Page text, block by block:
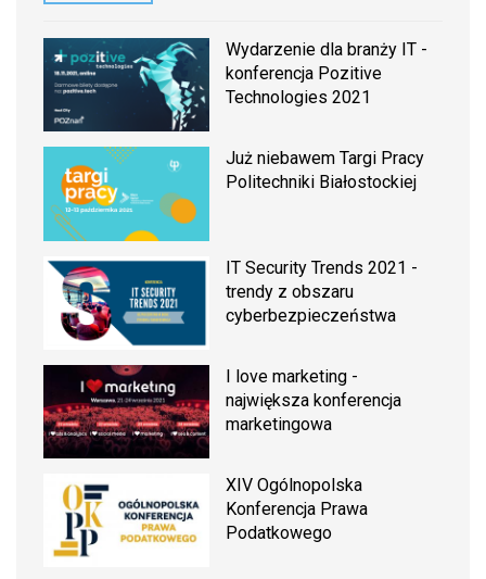
Wydarzenie dla branży IT -
konferencja Pozitive
Technologies 2021
Już niebawem Targi Pracy
Politechniki Białostockiej
IT Security Trends 2021 -
trendy z obszaru
cyberbezpieczeństwa
I love marketing -
największa konferencja
marketingowa
XIV Ogólnopolska
Konferencja Prawa
Podatkowego